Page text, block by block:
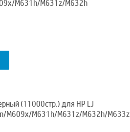
M631h/M631z/M632h
(11000стр.) для HP LJ
M609x/M631h/M631z/M632h/M633z